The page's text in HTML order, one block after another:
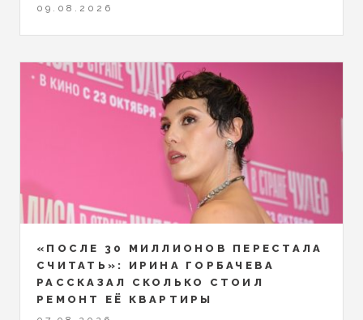
09.08.2026
«ПОСЛЕ 30 МИЛЛИОНОВ ПЕРЕСТАЛА
СЧИТАТЬ»: ИРИНА ГОРБАЧЕВА
РАССКАЗАЛ СКОЛЬКО СТОИЛ
РЕМОНТ ЕЁ КВАРТИРЫ